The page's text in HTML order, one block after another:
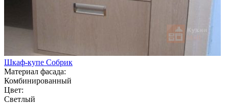
Шкаф-купе Собрик
Материал фасада:
Комбинированный
Цвет:
Светлый